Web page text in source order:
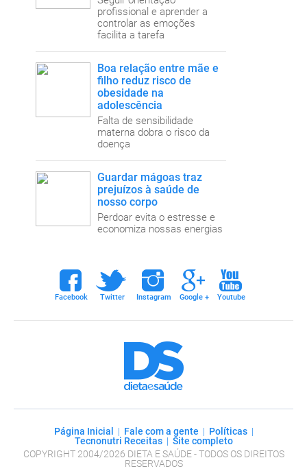
profissional e aprender a
controlar as emoções
facilita a tarefa
Boa relação entre mãe e
filho reduz risco de
obesidade na
adolescência
Falta de sensibilidade
materna dobra o risco da
doença
Guardar mágoas traz
prejuízos à saúde de
nosso corpo
Perdoar evita o estresse e
economiza nossas energias
Facebook Twitter
instagram
Instagram
google+
Google +
youtube
Youtube
Página Inicial | Fale com a gente | Políticas |
Tecnonutri Receitas | Site completo
COPYRIGHT 2004/2026 DIETA E SAÚDE - TODOS OS DIREITOS
RESERVADOS